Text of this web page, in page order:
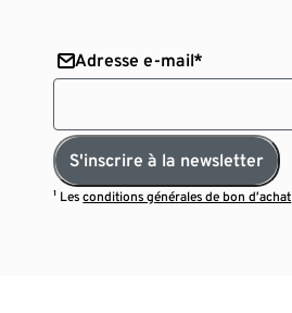
Adresse e-mail*
S'inscrire à la newsletter
¹ Lesconditions générales de bon d’achat